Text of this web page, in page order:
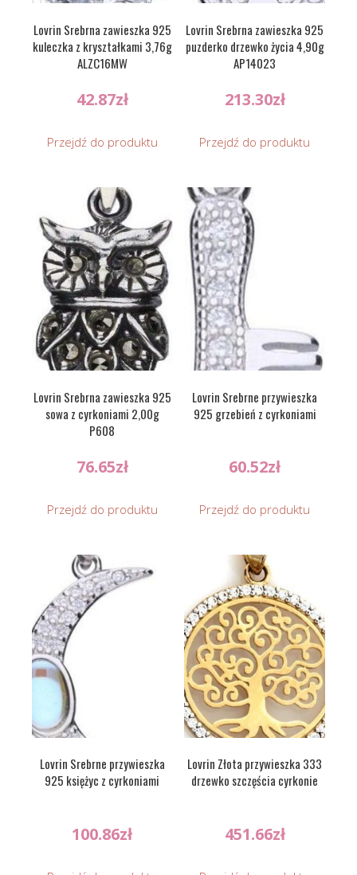
Lovrin Srebrna zawieszka 925
kuleczka z kryształkami 3,76g
ALZC16MW
42.87zł
Przejdź do produktu
Lovrin Srebrna zawieszka 925
puzderko drzewko życia 4,90g
AP14023
213.30zł
Przejdź do produktu
Lovrin Srebrna zawieszka 925
sowa z cyrkoniami 2,00g
P608
76.65zł
Przejdź do produktu
Lovrin Srebrne przywieszka
925 grzebień z cyrkoniami
60.52zł
Przejdź do produktu
Lovrin Srebrne przywieszka
925 księżyc z cyrkoniami
100.86zł
Lovrin Złota przywieszka 333
drzewko szczęścia cyrkonie
451.66zł